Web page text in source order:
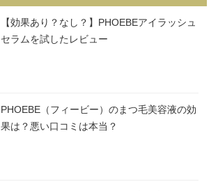
【効果あり？なし？】PHOEBEアイラッシュ
セラムを試したレビュー
PHOEBE（フィービー）のまつ毛美容液の効
果は？悪い口コミは本当？